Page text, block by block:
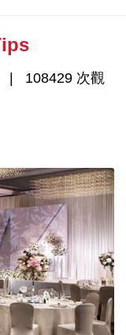
108429 次觀